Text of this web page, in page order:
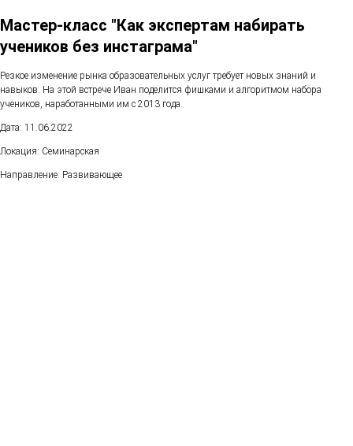
Мастер-класс "Как экспертам набирать
учеников без инстаграма"
Резкое изменение рынка образовательных услуг требует новых знаний и
навыков. На этой встрече Иван поделится фишками и алгоритмом набора
учеников, наработанными им с 2013 года.
Дата: 11.06.2022
Локация: Семинарская
Направление: Развивающее